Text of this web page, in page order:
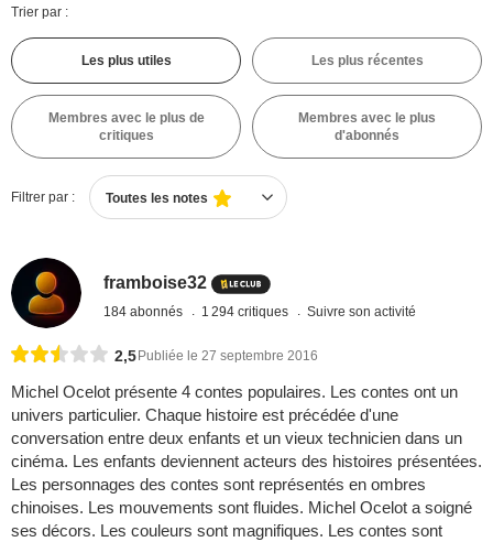
Trier par :
Les plus utiles Les plus récentes
Membres avec le plus de
critiques
Membres avec le plus
d'abonnés
Filtrer par : Toutes les notes
framboise32
184 abonnés 1 294 critiques Suivre son activité
2,5 Publiée le 27 septembre 2016
Michel Ocelot présente 4 contes populaires. Les contes ont un
univers particulier. Chaque histoire est précédée d'une
conversation entre deux enfants et un vieux technicien dans un
cinéma. Les enfants deviennent acteurs des histoires présentées.
Les personnages des contes sont représentés en ombres
chinoises. Les mouvements sont fluides. Michel Ocelot a soigné
ses décors. Les couleurs sont magnifiques. Les contes sont